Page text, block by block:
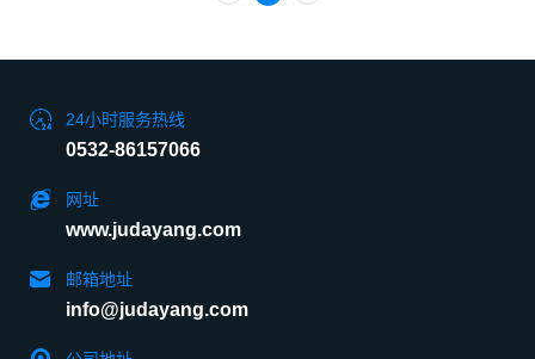
24小时服务热线
0532-86157066
网址
www.judayang.com
邮箱地址
info@judayang.com